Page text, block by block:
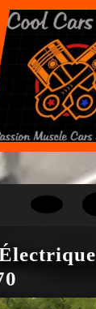
Open